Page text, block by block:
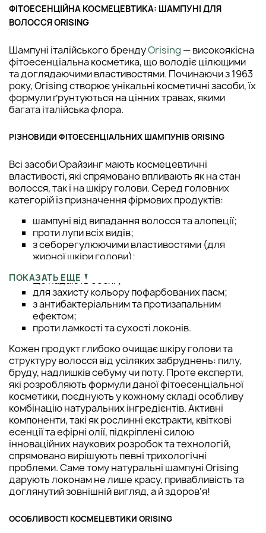
ФІТОЕСЕНЦІЙНА КОСМЕЦЕВТИКА: ШАМПУНІ ДЛЯ
ВОЛОССЯ ORISING
Шампуні італійського брендуOrising — високоякісна
фітоесенціальна косметика, що володіє цілющими
та доглядаючими властивостями. Починаючи з 1963
року, Orising створює унікальні косметичні засоби, їх
формули ґрунтуються на цінних травах, якими
багата італійська флора.
РІЗНОВИДИ ФІТОЕСЕНЦІАЛЬНИХ ШАМПУНІВ ORISING
Всі засоби Орайзинг мають космецевтичні
властивості, які спрямовано впливають як на стан
волосся, так і на шкіру голови. Серед головних
категорій із призначення фірмових продуктів:
шампуні від випадання волосся та алопеції;
проти лупи всіх видів;
з себорегулюючими властивостями (для
жирної шкіри голови);
що надають обсяг;
для захисту кольору пофарбованих пасм;
з антибактеріальним та протизапальним
ефектом;
проти ламкості та сухості локонів.
Кожен продукт глибоко очищає шкіру голови та
структуру волосся від усіляких забруднень: пилу,
бруду, надлишків себуму чи поту. Проте експерти,
які розробляють формули даної фітоесенціальної
косметики, поєднують у кожному складі особливу
комбінацію натуральних інгредієнтів. Активні
компоненти, такі як рослинні екстракти, квіткові
есенції та ефірні олії, підкріплені силою
інноваційних наукових розробок та технологій,
спрямовано вирішують певні трихологічні
проблеми. Саме тому натуральні шампуні Orising
дарують локонам не лише красу, привабливість та
доглянутий зовнішній вигляд, а й здоров'я!
ОСОБЛИВОСТІ КОСМЕЦЕВТИКИ ORISING
ПОКАЗАТЬ ЕЩЕ